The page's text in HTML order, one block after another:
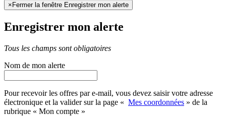
× Fermer la fenêtre Enregistrer mon alerte
Enregistrer mon alerte
Tous les champs sont obligatoires
Nom de mon alerte
Pour recevoir les offres par e-mail, vous devez saisir votre adresse
électronique et la valider sur la page « Mes coordonnées » de la
rubrique « Mon compte »